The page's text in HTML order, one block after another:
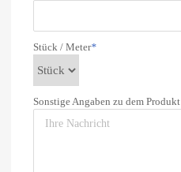
Stück / Meter*
Sonstige Angaben zu dem Produkt